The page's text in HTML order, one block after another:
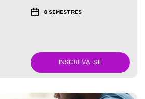
8 SEMESTRES
INSCREVA-SE